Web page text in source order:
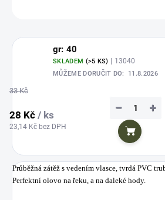
gr: 40
SKLADEM (>5 KS) | 13040
MŮŽEME DORUČIT DO: 11.8.2026
33 Kč
28 Kč / ks
23,14 Kč bez DPH
+
−
Do
Průběžná zátěž s vedením vlasce, tvrdá PVC
Perfektní olovo na řeku, a na daleké hody.